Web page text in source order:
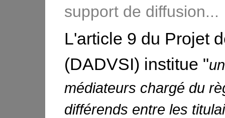
support de diffusion...
L'article 9 du Projet
(DADVSI) institue "
médiateurs chargé du
différends entre les